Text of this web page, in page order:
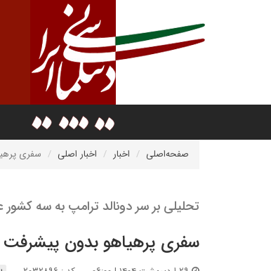
صفحه‌اصلی اخبار اخبار اصلی سفری
تحلیلی بر سر دونالد ترامپ به سه کشور
سفری پرهیاهو بدون پیشرفت